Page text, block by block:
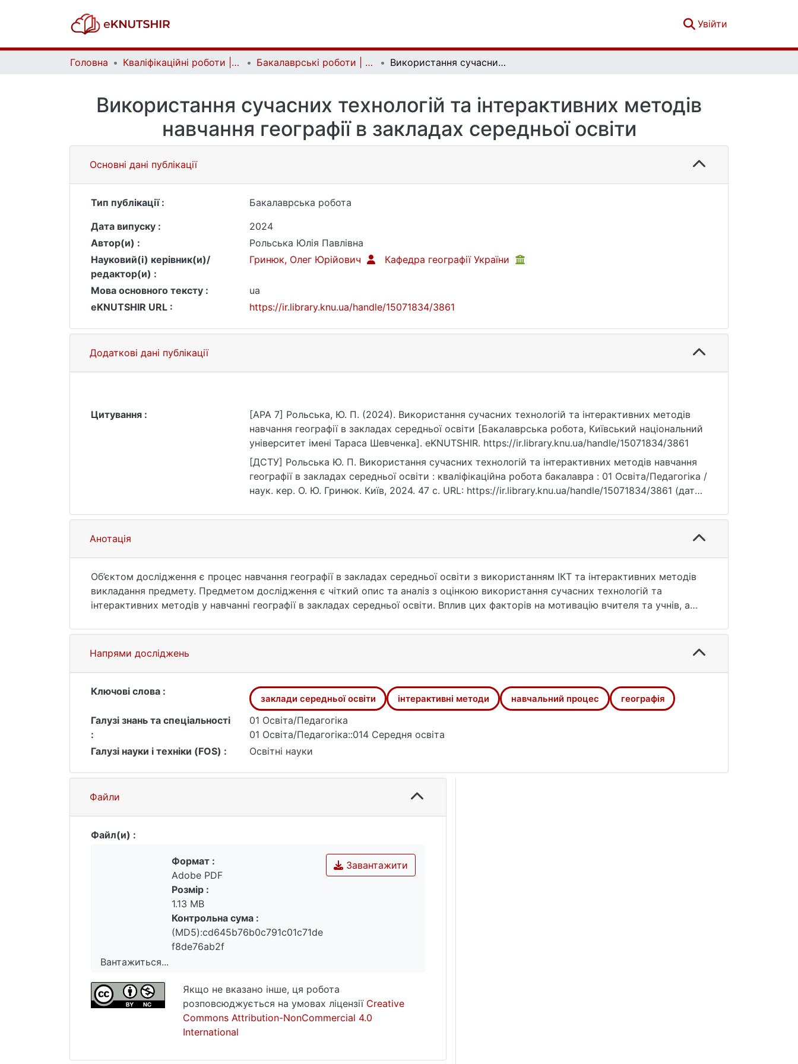
Увійти
Головна Кваліфікаційні роботи | Qualifying works Бакалаврські роботи | Bachelor theses Використання сучасних технологій та інтерактивних методів навчання географії в закладах середньої освіти
Використання сучасних технологій та інтерактивних методів
навчання географії в закладах середньої освіти
Основні дані публікації
Тип публікації :
Бакалаврська робота
Дата випуску :
2024
Автор(и) :
Рольська Юлія Павлівна
Науковий(і) керівник(и)/
редактор(и) :
Гринюк, Олег Юрійович Кафедра географії України
Мова основного тексту :
ua
eKNUTSHIR URL :
https://ir.library.knu.ua/handle/15071834/3861
Додаткові дані публікації
Цитування :
[APA 7] Рольська, Ю. П. (2024). Використання сучасних технологій та інтерактивних методів
навчання географії в закладах середньої освіти [Бакалаврська робота, Київський національний
університет імені Тараса Шевченка]. eKNUTSHIR. https://ir.library.knu.ua/handle/15071834/3861
[ДСТУ] Рольська Ю. П. Використання сучасних технологій та інтерактивних методів навчання
географії в закладах середньої освіти : кваліфікаційна робота бакалавра : 01 Освіта/Педагогіка /
наук. кер. О. Ю. Гринюк. Київ, 2024. 47 с. URL: https://ir.library.knu.ua/handle/15071834/3861 (дата
Анотація
Об’єктом дослідження є процес навчання географії в закладах середньої освіти з використанням ІКТ та інтерактивних методів
викладання предмету. Предметом дослідження є чіткий опис та аналіз з оцінкою використання сучасних технологій та
інтерактивних методів у навчанні географії в закладах середньої освіти. Вплив цих факторів на мотивацію вчителя та учнів, а
Мета роботи – дослідження сучасного стану використання сучасних технологій та інтерактивних методів навчання географії в
закладах середньої освіти.
Досліджено залучення сучасних технологій та інтерактивних методів викладання географічної науки, що включає у себе: аналіз
впливу на навчальний процес; аналіз літератури; оцінка інклюзивності та персоналізацію навчального процесу; аналіз
залученості та кваліфікації вчителів.
Напрями досліджень
Ключові слова :
заклади середньої освіти інтерактивні методи навчальний процес географія
Галузі знань та спеціальності
:
01 Освіта/Педагогіка
01 Освіта/Педагогіка::014 Середня освіта
Галузі науки і техніки (FOS) :
Освітні науки
Файли
Файл(и) :
Вантажиться...
Вантажиться...
Завантажити
Формат :
Adobe PDF
Розмір :
1.13 MB
Контрольна сума :
(MD5):cd645b76b0c791c01c71de
f8de76ab2f
Якщо не вказано інше, ця робота
розповсюджується на умовах ліцензії Creative
Commons Attribution-NonCommercial 4.0
International